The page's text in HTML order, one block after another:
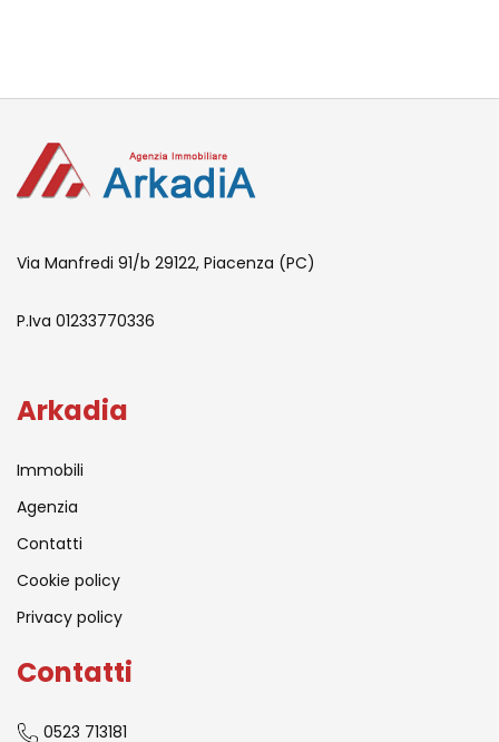
Via Manfredi 91/b 29122, Piacenza (PC)
P.Iva 01233770336
Arkadia
Immobili
Agenzia
Contatti
Cookie policy
Privacy policy
Contatti
0523 713181